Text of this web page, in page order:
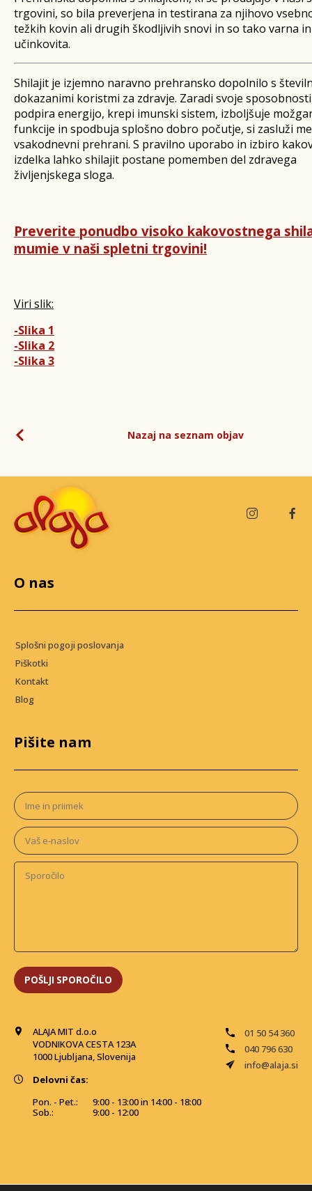
trgovini, so bila preverjena in testirana za njihovo
težkih kovin ali drugih škodljivih snovi in so tako varna in
učinkovita.
Shilajit je izjemno naravno prehransko dopolnilo s
dokazanimi koristmi za zdravje. Zaradi svoje
podpira energijo, krepi imunski sistem, izboljšuje
funkcije in spodbuja splošno dobro počutje, si zasluži
vsakodnevni prehrani. S pravilno uporabo in izbiro
izdelka lahko shilajit postane pomemben del zdravega
življenjskega sloga.
Preverite ponudbo visoko kakovostnega
mumie v naši spletni trgovini!
Viri slik:
-Slika 1
-Slika 2
-Slika 3
Nazaj na seznam objav
ALAJA MIT d.o.o
VODNIKOVA CESTA 123A
1000 Ljubljana, Slovenija
01 50 54 360
040 796 630
info@alaja.si
Delovni čas:
Pon. - Pet.:
Sob.:
9:00 - 13:00 in 14:00 - 18:00
9:00 - 12:00
O nas
Splošni pogoji poslovanja
Piškotki
Kontakt
Blog
Pišite nam